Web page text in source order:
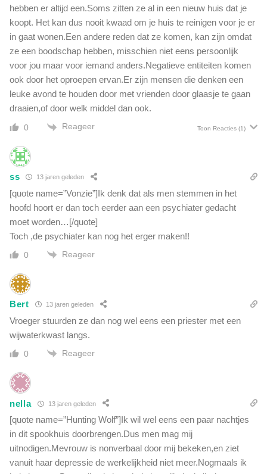
hebben er altijd een.Soms zitten ze al in een nieuw huis dat je
koopt. Het kan dus nooit kwaad om je huis te reinigen voor je er
in gaat wonen.Een andere reden dat ze komen, kan zijn omdat
ze een boodschap hebben, misschien niet eens persoonlijk
voor jou maar voor iemand anders.Negatieve entiteiten komen
ook door het oproepen ervan.Er zijn mensen die denken een
leuke avond te houden door met vrienden door glaasje te gaan
draaien,of door welk middel dan ook.
0 Reageer Toon Reacties (1)
ss 13 jaren geleden
[quote name=”Vonzie”]Ik denk dat als men stemmen in het
hoofd hoort er dan toch eerder aan een psychiater gedacht
moet worden…[/quote]
Toch ,de psychiater kan nog het erger maken!!
0 Reageer
Bert 13 jaren geleden
Vroeger stuurden ze dan nog wel eens een priester met een
wijwaterkwast langs.
0 Reageer
nella 13 jaren geleden
[quote name=”Hunting Wolf”]Ik wil wel eens een paar nachtjes
in dit spookhuis doorbrengen.Dus men mag mij
uitnodigen.Mevrouw is nonverbaal door mij bekeken,en ziet
vanuit haar depressie de werkelijkheid niet meer.Nogmaals ik